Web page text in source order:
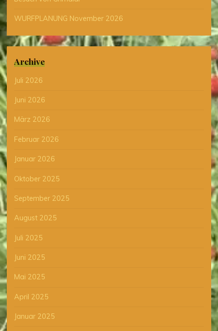
WURFPLANUNG November 2026
Archive
Juli 2026
Juni 2026
März 2026
Februar 2026
Januar 2026
Oktober 2025
September 2025
August 2025
Juli 2025
Juni 2025
Mai 2025
April 2025
Januar 2025